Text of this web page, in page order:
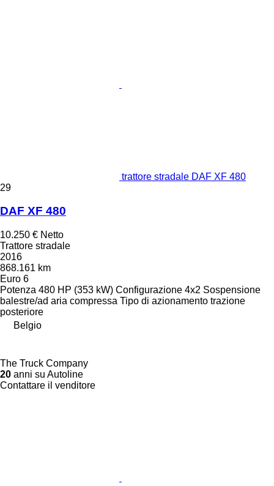
trattore stradale DAF XF 480
29
DAF XF 480
10.250 € Netto
Trattore stradale
2016
868.161 km
Euro 6
Potenza 480 HP (353 kW) Configurazione 4x2 Sospensione
balestre/ad aria compressa Tipo di azionamento trazione
posteriore
Belgio
The Truck Company
20 anni su Autoline
Contattare il venditore